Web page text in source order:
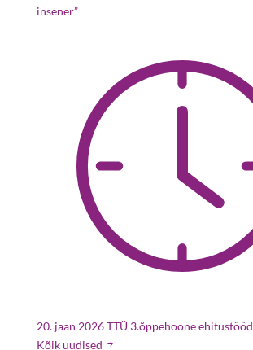
insener”
20. jaan 2026TTÜ 3.õppehoone ehitustööd
Kõik uudised